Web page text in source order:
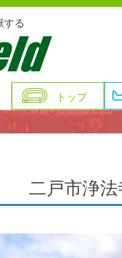
する
トップ
二戸市浄